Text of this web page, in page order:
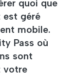
quoi que
géré
mobile.
Pass où
sont
votre